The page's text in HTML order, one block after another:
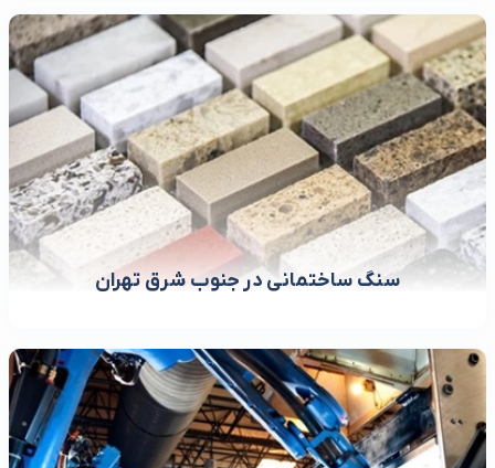
سنگ ساختمانی در جنوب شرق تهران